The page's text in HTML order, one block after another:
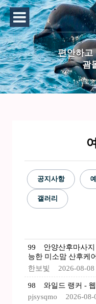
편안하고
괌
공지사항
갤러리
99
안양산후마사
능한 미소맘 산후케
한보빛
2026-08-08
98
와일드 랭커 -
pjsysqmo
2026-08-